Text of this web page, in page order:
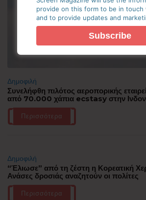
Δημοφιλή
Συνελήφθη πιλότος αεροπορικής
από 70.000 χάπια ecstasy στην
Περισσότερα
Δημοφιλή
“Έλιωσε” από τη ζέστη η Κορεατική
Ανάσες δροσιάς αναζητούν οι πολίτες
Περισσότερα
provide on this form to be in touch
and to provide updates and